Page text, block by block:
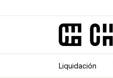
Liquidación